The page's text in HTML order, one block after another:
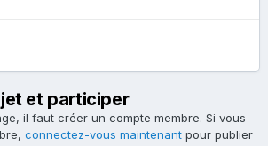
et participer
il faut créer un compte membre. Si vous
connectez-vous maintenant pour publier